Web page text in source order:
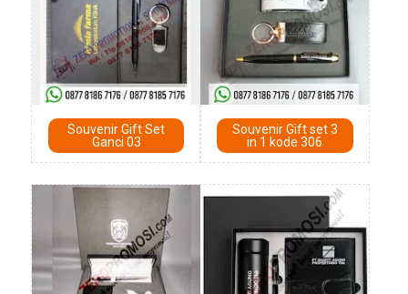
Souvenir Gift Set
Ganci 03
Souvenir Gift set 3
in 1 kode 306